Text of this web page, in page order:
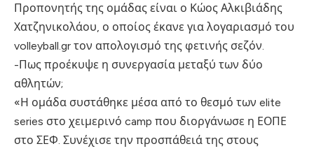
Προπονητής της ομάδας είναι ο Κώος Αλκιβιάδης
Χατζηνικολάου, ο οποίος έκανε για λογαριασμό του
volleyball.gr τον απολογισμό της φετινής σεζόν.
-Πως προέκυψε η συνεργασία μεταξύ των δύο
αθλητών;
«Η ομάδα συστάθηκε μέσα από το θεσμό των elite
series στο χειμερινό camp που διοργάνωσε η ΕΟΠΕ
στο ΣΕΦ. Συνέχισε την προσπάθειά της στους